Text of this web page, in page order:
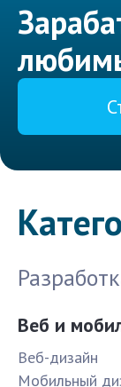
Веб и
Веб-дизайн
Мобильный